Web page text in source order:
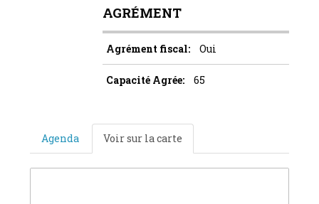
AGRÉMENT
Agrément fiscal: Oui
Capacité Agrée: 65
Agenda Voir sur la carte